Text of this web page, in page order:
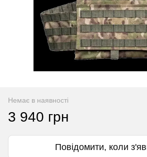
Немає в наявності
3 940 грн
Повідомити, коли